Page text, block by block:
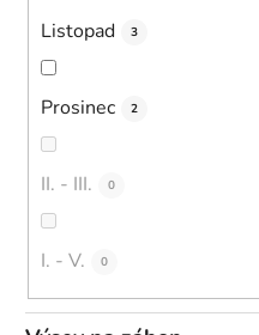
Listopad 3
Prosinec 2
II. - III. 0
I. - V. 0